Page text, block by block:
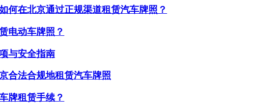
何在北京通过正规渠道租赁汽车牌照？
电动车牌照？
与安全指南
合法合规地租赁汽车牌照
牌租赁手续？